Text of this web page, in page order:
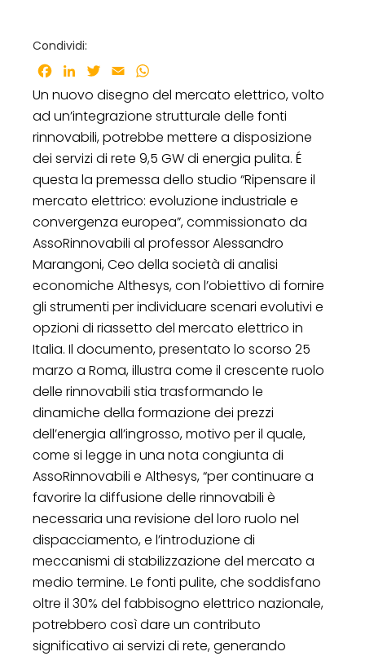
Condividi:
Facebook
LinkedInTwitter
Email
Un nuovo disegno del mercato elettrico, volto
ad un’integrazione strutturale delle fonti
rinnovabili, potrebbe mettere a disposizione
dei servizi di rete 9,5 GW di energia pulita. É
questa la premessa dello studio “Ripensare il
mercato elettrico: evoluzione industriale e
convergenza europea”, commissionato da
AssoRinnovabili al professor Alessandro
Marangoni, Ceo della società di analisi
economiche Althesys, con l’obiettivo di fornire
gli strumenti per individuare scenari evolutivi e
opzioni di riassetto del mercato elettrico in
Italia. Il documento, presentato lo scorso 25
marzo a Roma, illustra come il crescente ruolo
delle rinnovabili stia trasformando le
dinamiche della formazione dei prezzi
dell’energia all’ingrosso, motivo per il quale,
come si legge in una nota congiunta di
AssoRinnovabili e Althesys, “per continuare a
favorire la diffusione delle rinnovabili è
necessaria una revisione del loro ruolo nel
dispacciamento, e l’introduzione di
meccanismi di stabilizzazione del mercato a
medio termine. Le fonti pulite, che soddisfano
oltre il 30% del fabbisogno elettrico nazionale,
potrebbero così dare un contributo
significativo ai servizi di rete, generando